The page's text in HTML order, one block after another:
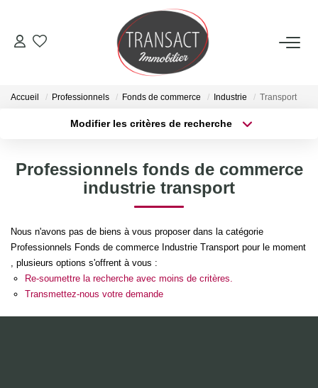
ACCUEIL
NOTRE AGENCE
Qui Sommes-Nous
Nos Actualités
Accueil Professionnels Fonds de commerce Industrie Transport
Modifier les critères de recherche
Sélectionnez...
Type de bien
Créer une alerte
Professionnels fonds de commerce
industrie transport
Nous n'avons pas de biens à vous proposer dans la catégorie
Professionnels Fonds de commerce Industrie Transport pour le moment
, plusieurs options s'offrent à vous :
Re-soumettre la recherche avec moins de critères.
Transmettez-nous votre demande